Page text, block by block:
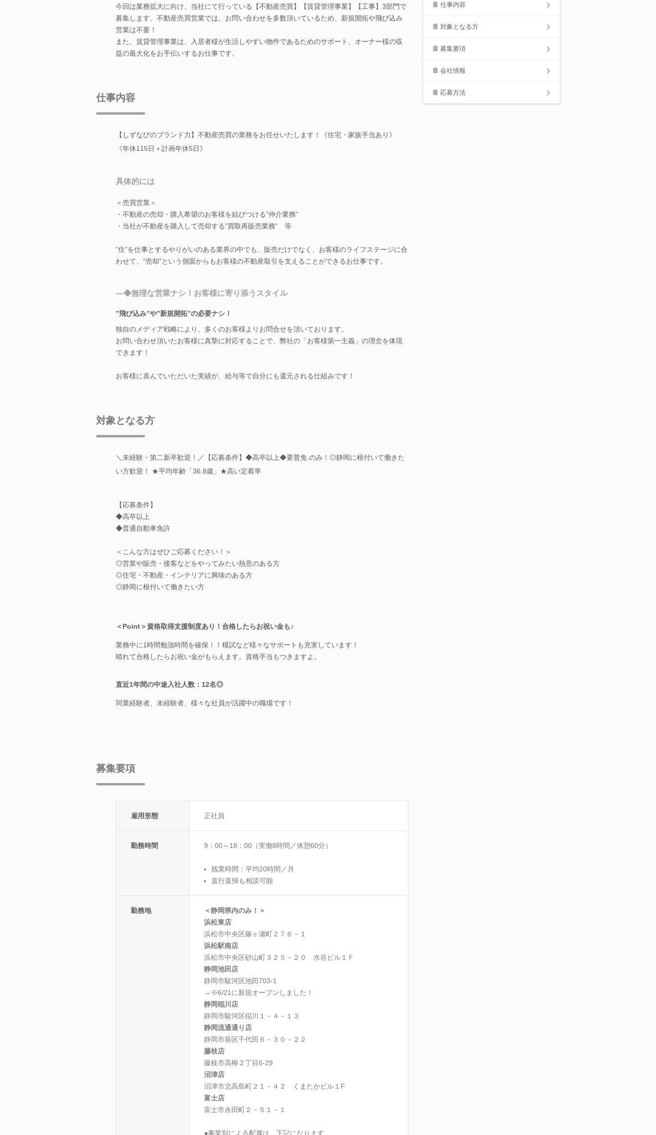
今回は業務拡大に向け、当社にて行っている【不動産売買】【賃貸管理事業】【工事】3部門で
募集します。不動産売買営業では、お問い合わせを多数頂いているため、新規開拓や飛び込み
営業は不要！
また、賃貸管理事業は、入居者様が生活しやすい物件であるためのサポート、オーナー様の収
益の最大化をお手伝いするお仕事です。
仕事内容
【しずなびのブランド力】不動産売買の業務をお任せいたします！《住宅・家族手当あり》
《年休115日＋計画年休5日》
具体的には
＜売買営業＞
・不動産の売却・購入希望のお客様を結びつける”仲介業務”
・当社が不動産を購入して売却する”買取再販売業務” 等
”住”を仕事とするやりがいのある業界の中でも、販売だけでなく、お客様のライフステージに合
わせて、“売却”という側面からもお客様の不動産取引を支えることができるお仕事です。
―◆無理な営業ナシ！お客様に寄り添うスタイル
”飛び込み”や”新規開拓”の必要ナシ！
独自のメディア戦略により、多くのお客様よりお問合せを頂いております。
お問い合わせ頂いたお客様に真摯に対応することで、弊社の「お客様第一主義」の理念を体現
できます！
お客様に喜んでいただいた実績が、給与等で自分にも還元される仕組みです！
対象となる方
＼未経験・第二新卒歓迎！／【応募条件】◆高卒以上◆要普免 のみ！◎静岡に根付いて働きた
い方歓迎！ ★平均年齢「36.8歳」★高い定着率
【応募条件】
◆高卒以上
◆普通自動車免許
＜こんな方はぜひご応募ください！＞
◎営業や販売・接客などをやってみたい熱意のある方
◎住宅・不動産・インテリアに興味のある方
◎静岡に根付いて働きたい方
＜Point＞資格取得支援制度あり！合格したらお祝い金も♪
業務中に1時間勉強時間を確保！！模試など様々なサポートも充実しています！
晴れて合格したらお祝い金がもらえます。資格手当もつきますよ。
直近1年間の中途入社人数：12名◎
同業経験者、未経験者、様々な社員が活躍中の職場です！
募集要項
雇用形態 正社員
勤務時間 9：00～18：00（実働8時間／休憩60分）
残業時間：平均20時間／月
直行直帰も相談可能
勤務地
＜静岡県内のみ！＞
浜松東店
浜松市中央区篠ヶ瀬町２７６－１
浜松駅南店
浜松市中央区砂山町３２５－２０ 水谷ビル１Ｆ
静岡池田店
静岡市駿河区池田703-1
→※6/21に新規オープンしました！
静岡稲川店
静岡市駿河区稲川１－４－１３
静岡流通通り店
静岡市葵区千代田６－３０－２２
藤枝店
藤枝市高柳２丁目6-29
沼津店
沼津市北高島町２１－４２ くまたかビル１F
富士店
富士市永田町２－５１－１
●事業別による配属は、下記になります
仕事内容
対象となる方
募集要項
会社情報
応募方法